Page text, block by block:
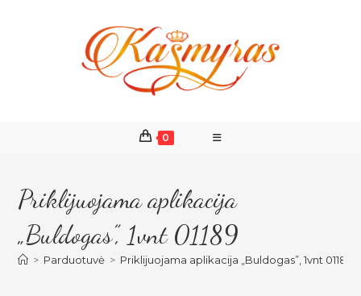
0
Priklijuojama aplikacija
„Buldogas”, 1vnt 01189
> Parduotuvė > Priklijuojama aplikacija „Buldogas”, 1vnt 01189